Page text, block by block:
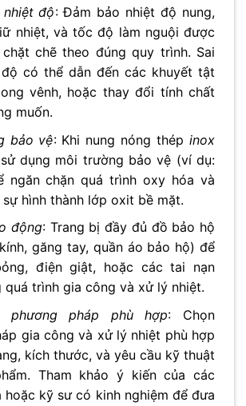
độ: Đảm bảo nhiệt độ nung,
nhiệt, và tốc độ làm nguội được
chẽ theo đúng quy trình. Sai
có thể dẫn đến các khuyết tật
vênh, hoặc thay đổi tính chất
muốn.
bảo vệ: Khi nung nóng thépinox
dụng môi trường bảo vệ (ví dụ:
ngăn chặn quá trình oxy hóa và
hình thành lớp oxit bề mặt.
động: Trang bị đầy đủ đồ bảo hộ
găng tay, quần áo bảo hộ) để
điện giật, hoặc các tai nạn
quá trình gia công và xử lý nhiệt.
phương pháp phù hợp: Chọn
gia công và xử lý nhiệt phù hợp
kích thước, và yêu cầu kỹ thuật
Tham khảo ý kiến của các
hoặc kỹ sư có kinh nghiệm để đưa